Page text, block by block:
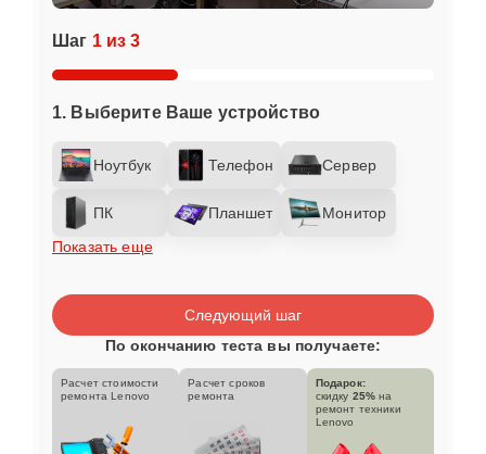
Шаг 1 из 3
1. Выберите Ваше устройство
Ноутбук Телефон Сервер
ПК Планшет
Монитор
Показать еще
Следующий шаг
По окончанию теста вы получаете:
Расчет стоимости
ремонта Lenovo
Расчет сроков
ремонта
Подарок:
скидку 25% на
ремонт техники
Lenovo